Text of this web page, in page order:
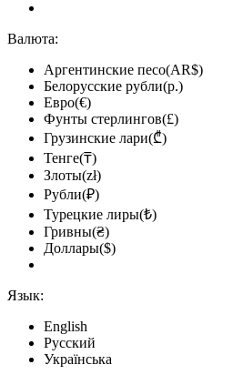
Валюта:
Аргентинские песо(AR$)
Белорусские рубли(р.)
Евро(€)
Фунты стерлингов(£)
Грузинские лари(₾)
Тенге(₸)
Злоты(zł)
Рубли(₽)
Турецкие лиры(₺)
Гривны(₴)
Доллары($)
Язык:
English
Русский
Українська